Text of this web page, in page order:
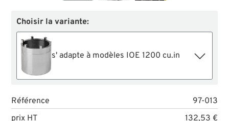
Choisir la variante:
s' adapte à modèles IOE 1200 cu.in
Référence
97-013
prix HT
132,53 €